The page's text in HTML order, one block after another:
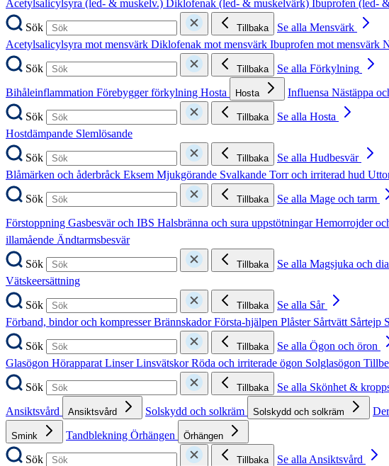
Acetylsalicylsyra (led- & muskelv.) Diklofenak (led- & muskelvärk) Ibuprofen (led-
Sök
Tillbaka
Se alla Mensvärk
Acetylsalicylsyra mot mensvärk Diklofenak mot mensvärk Ibuprofen mot mensvärk
Sök
Tillbaka
Se alla Förkylning
Bihåleinflammation Förebygger förkylning Hosta Hosta Influensa Nästäppa
Sök
Tillbaka
Se alla Hosta
Hostdämpande Slemlösande
Sök
Tillbaka
Se alla Hudbesvär
Blåmärken och åderbråck Eksem Mjukgörande Svalkande Torr och irriterad hud
Sök
Tillbaka
Se alla Mage och tarm
Förstoppning Gasbesvär och IBS Halsbränna och sura uppstötningarHemorrojder
illamående Ändtarmsbesvär
Sök
Tillbaka
Se alla Magsjuka och
Vätskeersättning
Sök
Tillbaka
Se alla Sår
Förband, bindor och kompresserBrännskadorFörsta-hjälpen Plåster Sårtvätt Sårtejp
Sök
Tillbaka
Se alla Ögon och öron
Glasögon Hörapparat LinserLinsvätskorRöda och irriterade ögon Solglasögon
Sök
Tillbaka
Se alla Skönhet &
Ansiktsvård
Ansiktsvård Solskydd och solkräm Solskydd och solkräm
Smink Tandblekning Örhängen Örhängen
Sök Tillbaka
Se alla Ansiktsvård